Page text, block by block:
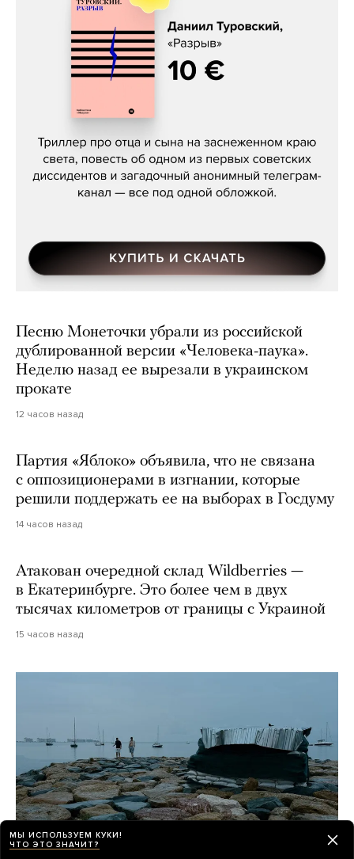
Даниил Туровский, «Разрыв»
Песню Монеточки убрали из российской
дублированной версии «Человека-паука».
Неделю назад ее вырезали в украинском
прокате
12 часов назад
Партия «Яблоко» объявила, что не связана
с оппозиционерами в изгнании, которые
решили поддержать ее на выборах в Госдуму
14 часов назад
Атакован очередной склад Wildberries —
в Екатеринбурге. Это более чем в двух
тысячах километров от границы с Украиной
15 часов назад
МЫ ИСПОЛЬЗУЕМ КУКИ!
ЧТО ЭТО ЗНАЧИТ?